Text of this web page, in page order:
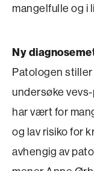
mangelfulle og i
Ny
Patologen
undersøke
har vært for
og lav risiko for
avhengig av